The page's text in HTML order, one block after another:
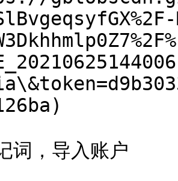
词，导入账户